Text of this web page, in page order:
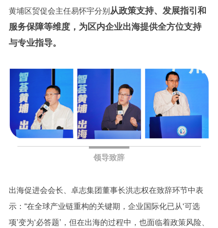
黄埔区贸促会主任易怀宇分别 从政策支持、发展指引和
服务保障等维度，为区内企业出海提供全方位支持
与专业指导。
领导致辞
出海促进会会长、卓志集团董事长洪志权在致辞环节中表
示：“在全球产业链重构的关键期，企业国际化已从‘可选
项’变为‘必答题’，但在出海的过程中，也面临着政策风险、